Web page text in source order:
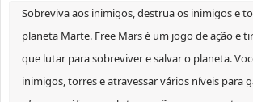
Sobreviva aos inimigos, destrua os inimigos e
planeta Marte. Free Mars é um jogo de ação e
que lutar para sobreviver e salvar o planeta.
inimigos, torres e atravessar vários níveis para